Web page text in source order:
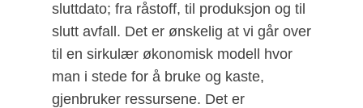
sluttdato; fra råstoff, til produksjon og til
slutt avfall. Det er ønskelig at vi går over
til en sirkulær økonomisk modell hvor
man i stede for å bruke og kaste,
gjenbruker ressursene. Det er